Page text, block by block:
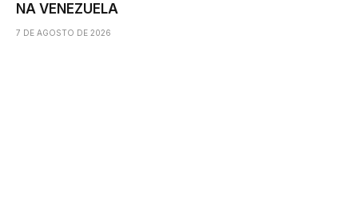
NA VENEZUELA
7 DE AGOSTO DE 2026